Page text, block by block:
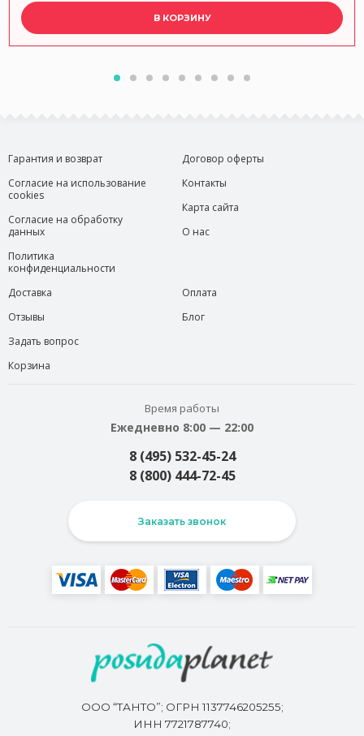
В КОРЗИНУ
Гарантия и возврат
Согласие на использование
cookies
Согласие на обработку
данных
Политика
конфиденциальности
Договор оферты
Контакты
Карта сайта
О нас
Доставка
Отзывы
Задать вопрос
Корзина
Оплата
Блог
Время работы
Ежедневно 8:00 — 22:00
8 (495) 532-45-24
8 (800) 444-72-45
Заказать звонок
ООО “ТАНТО”; ОГРН 1137746205255;
ИНН 7721787740;